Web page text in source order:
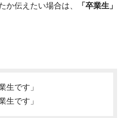
か伝えたい場合は、
「卒業生」
生です」
生です」